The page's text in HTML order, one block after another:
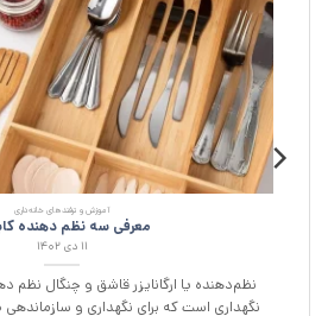
آموزش و ترفند‌های خانه‌داری
معرفی سه نظم دهنده
۱۱ دی ۱۴۰۲
نظم‌دهنده یا ارگانایزر قاشق و چنگال نظم
نگهداری است که برای نگهداری و